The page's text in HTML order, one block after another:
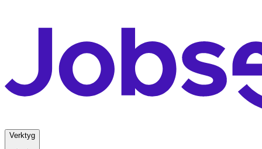
Verktyg